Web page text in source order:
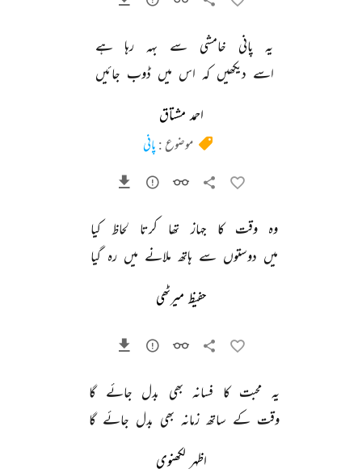
یہ پانی خامشی سے بہہ رہا
ہے
اسے دیکھیں کہ اس میں ڈوب جائیں
احمد مشتاق
موضوع : پانی
وہ وقت کا جہاز تھا کرتا لحاظ
کیا
میں دوستوں سے ہاتھ ملانے میں رہ گیا
حفیظ میرٹھی
یہ محبت کا فسانہ بھی بدل جائے گا
وقت کے ساتھ زمانہ بھی بدل جائے گا
اظہر لکھنوی